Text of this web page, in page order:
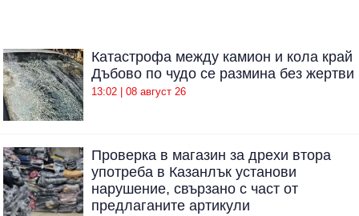
Катастрофа между камион и кола край
Дъбово по чудо се размина без жертви
13:02 | 08 август 26
Проверка в магазин за дрехи втора
употреба в Казанлък установи
нарушение, свързано с част от
предлаганите артикули